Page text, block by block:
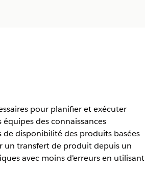
pour planifier et exécuter
des connaissances
disponibilité des produits basées
un transfert de produit depuis un
avec moins d'erreurs en utilisant